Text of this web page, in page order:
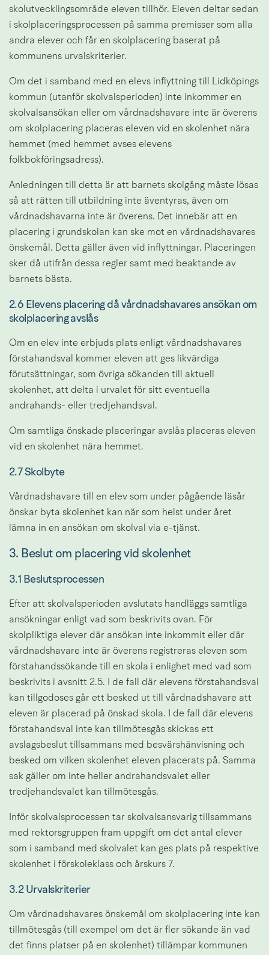
skolutvecklingsområde eleven tillhör. Eleven deltar sedan
i skolplaceringsprocessen på samma premisser som alla
andra elever och får en skolplacering baserat på
kommunens urvalskriterier.
Om det i samband med en elevs inflyttning till Lidköpings
kommun (utanför skolvalsperioden) inte inkommer en
skolvalsansökan eller om vårdnadshavare inte är överens
om skolplacering placeras eleven vid en skolenhet nära
hemmet (med hemmet avses elevens
folkbokföringsadress).
Anledningen till detta är att barnets skolgång måste lösas
så att rätten till utbildning inte äventyras, även om
vårdnadshavarna inte är överens. Det innebär att en
placering i grundskolan kan ske mot en vårdnadshavares
önskemål. Detta gäller även vid inflyttningar. Placeringen
sker då utifrån dessa regler samt med beaktande av
barnets bästa.
2.6 Elevens placering då vårdnadshavares ansökan om
skolplacering avslås
Om en elev inte erbjuds plats enligt vårdnadshavares
förstahandsval kommer eleven att ges likvärdiga
förutsättningar, som övriga sökanden till aktuell
skolenhet, att delta i urvalet för sitt eventuella
andrahands- eller tredjehandsval.
Om samtliga önskade placeringar avslås placeras eleven
vid en skolenhet nära hemmet.
2.7 Skolbyte
Vårdnadshavare till en elev som under pågående läsår
önskar byta skolenhet kan när som helst under året
lämna in en ansökan om skolval via e-tjänst.
3. Beslut om placering vid skolenhet
3.1 Beslutsprocessen
Efter att skolvalsperioden avslutats handläggs samtliga
ansökningar enligt vad som beskrivits ovan. För
skolpliktiga elever där ansökan inte inkommit eller där
vårdnadshavare inte är överens registreras eleven som
förstahandssökande till en skola i enlighet med vad som
beskrivits i avsnitt 2.5. I de fall där elevens förstahandsval
kan tillgodoses går ett besked ut till vårdnadshavare att
eleven är placerad på önskad skola. I de fall där elevens
förstahandsval inte kan tillmötesgås skickas ett
avslagsbeslut tillsammans med besvärshänvisning och
besked om vilken skolenhet eleven placerats på. Samma
sak gäller om inte heller andrahandsvalet eller
tredjehandsvalet kan tillmötesgås.
Inför skolvalsprocessen tar skolvalsansvarig tillsammans
med rektorsgruppen fram uppgift om det antal elever
som i samband med skolvalet kan ges plats på respektive
skolenhet i förskoleklass och årskurs 7.
3.2 Urvalskriterier
Om vårdnadshavares önskemål om skolplacering inte kan
tillmötesgås (till exempel om det är fler sökande än vad
det finns platser på en skolenhet) tillämpar kommunen